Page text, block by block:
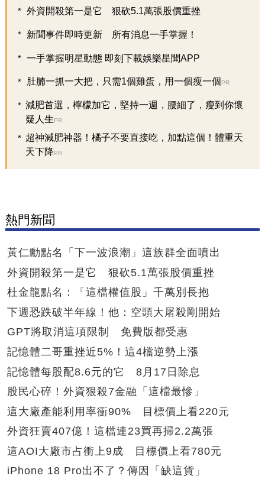
外資開殺第一是它 狠砍5.1萬張股價重挫
新聞事件即時更新 所有消息一手掌握！
一手掌握明星動態 即刻下載娛樂星聞APP
肚腩一抓一大把，只需1個雞蛋，用一個瘦一個PR
減肥首選，檸檬加它，堅持一週，腰細了，瘦到你懷
疑人生PR
超神減肥神器！橘子不要直接吃，加點這個！體重天
天下降PR
熱門新聞
黃仁勳點名「下一波浪潮」這族群全面噴出
外資開殺第一是它 狠砍5.1萬張股價重挫
杜金龍點名：「這檔權值股」千萬別長抱
下週恐跌破半年線！他：空頭大屠殺剛開始
GPT將取消這項限制 免費版都受惠
記憶體二哥重挫近5%！這4檔逆勢上漲
記憶體每股配8.6元的它 8月17日除息
股民心碎！外資狠殺7金融「這檔最慘」
這大廠產能利用率衝90% 目標價上看220元
外資狂賣407億！這檔連23買再掃2.2萬張
這AOI大廠市占衝上9成 目標價上看780元
iPhone 18 Pro出不了？傳因「缺這貨」